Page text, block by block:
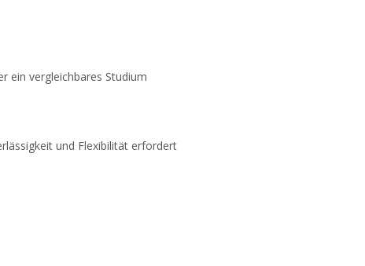
ein vergleichbares Studium
und Flexibilität erfordert